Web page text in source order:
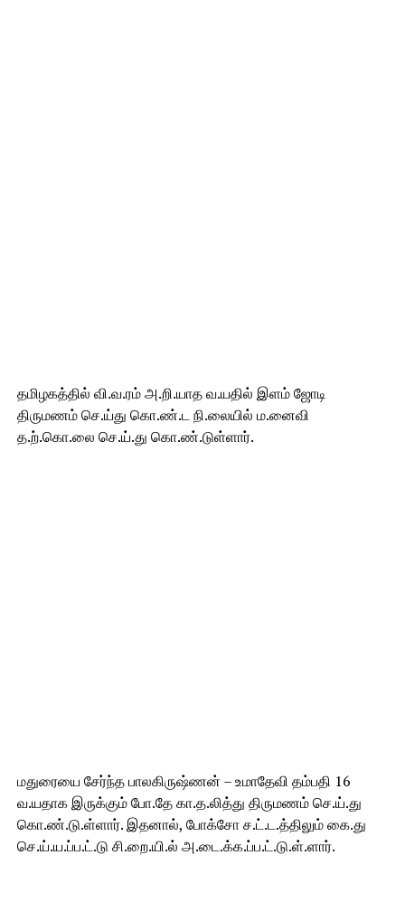
தமிழகத்தில் வி.வ.ரம் அ.றி.யாத வ.யதில் இளம் ஜோடி
திருமணம் செ.ய்து கொ.ண்.ட நி.லையில் ம.னைவி
த.ற்.கொ.லை செ.ய்.து கொ.ண்.டுள்ளார்.
மதுரையை சேர்ந்த பாலகிருஷ்ணன் – உமாதேவி தம்பதி 16
வ.யதாக இருக்கும் போ.தே கா.த.லித்து திருமணம் செ.ய்.து
கொ.ண்.டு.ள்ளார். இதனால், போக்சோ ச.ட்.ட.த்திலும் கை.து
செ.ய்.ய.ப்ப.ட்.டு சி.றை.யி.ல் அ.டை.க்க.ப்ப.ட்.டு.ள்.ளார்.